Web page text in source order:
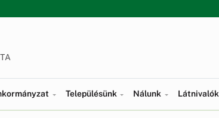
Településünk Nálunk Látnivalók